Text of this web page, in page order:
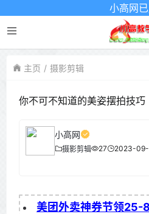
小高网已
主页 摄影剪辑
你不可不知道的美姿摆拍技巧
小高网
摄影剪辑 27 2023-09-
美团外卖神券节领25-